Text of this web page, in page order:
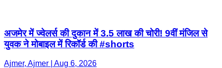
अजमेर में ज्वेलर्स की दुकान में 3.5 लाख की चोरी! 9वीं मंजिल से
युवक ने मोबाइल में रिकॉर्ड की #shorts
Ajmer, Ajmer | Aug 6, 2026